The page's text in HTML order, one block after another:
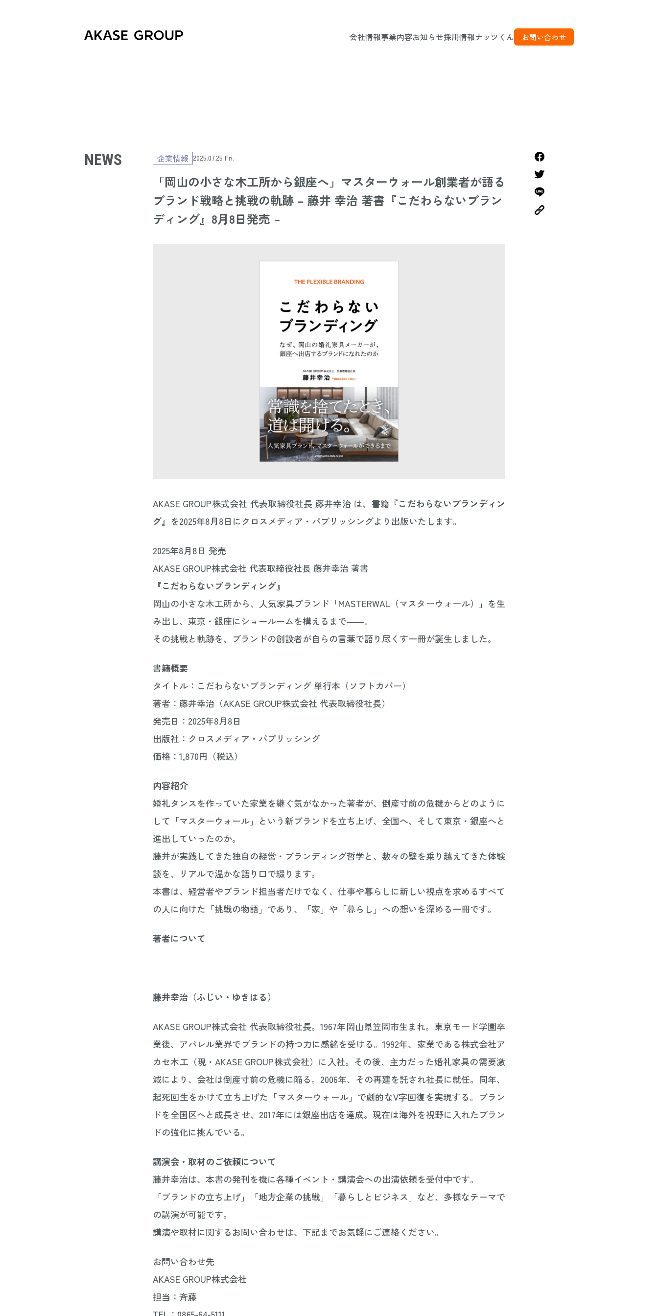
会社情報事業内容お知らせ採用情報ナッツくん お問い合わせ
NEWS 企業情報 2025.07.25 Fri.
「岡山の小さな木工所から銀座へ」マスターウォール創業者が語る
ブランド戦略と挑戦の軌跡 – 藤井 幸治 著書『こだわらないブラン
ディング』8月8日発売 –
AKASE GROUP株式会社 代表取締役社長 藤井幸治 は、書籍『こだわらないブランディン
グ』を2025年8月8日にクロスメディア・パブリッシングより出版いたします。
2025年8月8日 発売
AKASE GROUP株式会社 代表取締役社長 藤井幸治 著書
『こだわらないブランディング』
岡山の小さな木工所から、人気家具ブランド「MASTERWAL（マスターウォール）」を生
み出し、東京・銀座にショールームを構えるまで――。
その挑戦と軌跡を、ブランドの創設者が自らの言葉で語り尽くす一冊が誕生しました。
書籍概要
タイトル：こだわらないブランディング 単行本（ソフトカバー）
著者：藤井幸治（AKASE GROUP株式会社 代表取締役社長）
発売日：2025年8月8日
出版社：クロスメディア・パブリッシング
価格：1,870円（税込）
内容紹介
婚礼タンスを作っていた家業を継ぐ気がなかった著者が、倒産寸前の危機からどのように
して「マスターウォール」という新ブランドを立ち上げ、全国へ、そして東京・銀座へと
進出していったのか。
藤井が実践してきた独自の経営・ブランディング哲学と、数々の壁を乗り越えてきた体験
談を、リアルで温かな語り口で綴ります。
本書は、経営者やブランド担当者だけでなく、仕事や暮らしに新しい視点を求めるすべて
の人に向けた「挑戦の物語」であり、「家」や「暮らし」への想いを深める一冊です。
著者について
藤井幸治（ふじい・ゆきはる）
AKASE GROUP株式会社 代表取締役社長。1967年岡山県笠岡市生まれ。東京モード学園卒
業後、アパレル業界でブランドの持つ力に感銘を受ける。1992年、家業である株式会社ア
カセ木工（現・AKASE GROUP株式会社）に入社。その後、主力だった婚礼家具の需要激
減により、会社は倒産寸前の危機に陥る。2006年、その再建を託され社長に就任。同年、
起死回生をかけて立ち上げた「マスターウォール」で劇的なV字回復を実現する。ブラン
ドを全国区へと成長させ、2017年には銀座出店を達成。現在は海外を視野に入れたブラン
ドの強化に挑んでいる。
講演会・取材のご依頼について
藤井幸治は、本書の発刊を機に各種イベント・講演会への出演依頼を受付中です。
「ブランドの立ち上げ」「地方企業の挑戦」「暮らしとビジネス」など、多様なテーマで
の講演が可能です。
講演や取材に関するお問い合わせは、下記までお気軽にご連絡ください。
お問い合わせ先
AKASE GROUP株式会社
担当：斉藤